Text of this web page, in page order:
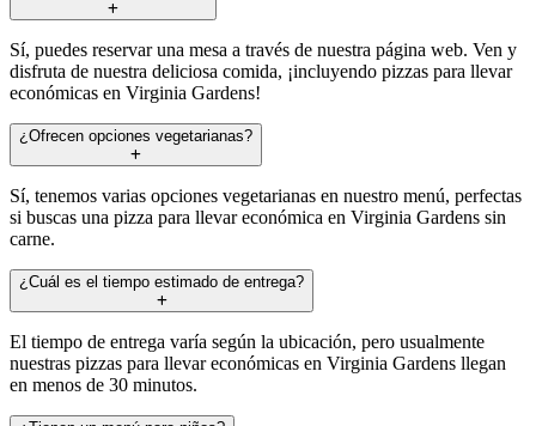
Sí, puedes reservar una mesa a través de nuestra página web. Ven y
disfruta de nuestra deliciosa comida, ¡incluyendo pizzas para llevar
económicas en Virginia Gardens!
¿Ofrecen opciones vegetarianas?
Sí, tenemos varias opciones vegetarianas en nuestro menú, perfectas
si buscas una pizza para llevar económica en Virginia Gardens sin
carne.
¿Cuál es el tiempo estimado de entrega?
El tiempo de entrega varía según la ubicación, pero usualmente
nuestras pizzas para llevar económicas en Virginia Gardens llegan
en menos de 30 minutos.